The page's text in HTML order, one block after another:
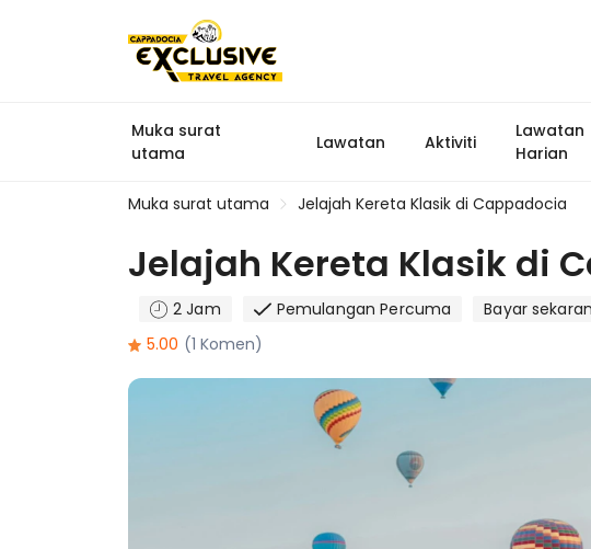
Muka surat
utama
Lawatan Aktiviti
Lawatan
Harian
Muka surat utama Jelajah Kereta Klasik di Cappadocia
Jelajah Kereta Klasik di
2 Jam Pemulangan Percuma Bayar
5.00 (1 Komen)